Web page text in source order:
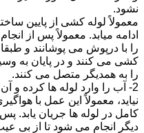
نشود.
معمولاً لوله کشی از پایین
ادامه میابد. معمولاً پس از
را با درپوش می پوشانند و
کشی می کنند و در پایان به
را به همدیگر متصل می کنند.
2- آب را وارد لوله ها کرده
نیاید، معمولاً این عمل با
کامل در لوله ها جریان یابد.
دیگر انجام می شود تا از بی